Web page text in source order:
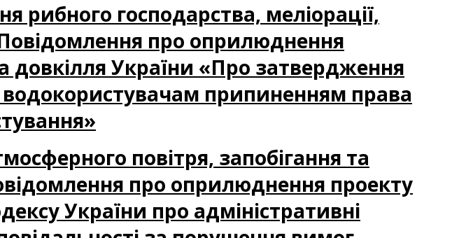
рибного господарства, меліорації,
про оприлюднення
довкілля України «Про затвердження
припиненням права
повітря, запобігання та
про оприлюднення проекту
України про адміністративні